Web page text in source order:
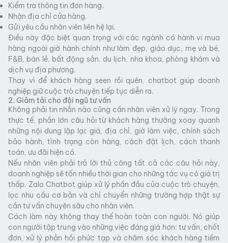
Kiểm tra thông tin đơn hàng.
Nhận địa chỉ cửa hàng.
Gửi yêu cầu nhân viên liên hệ lại.
Điều này đặc biệt quan trọng với các ngành có hành vi mua
hàng ngoài giờ hành chính như làm đẹp, giáo dục, mẹ và bé,
F&B, bán lẻ, bất động sản, du lịch, nha khoa, phòng khám và
dịch vụ địa phương.
Thay vì để khách hàng seen rồi quên, chatbot giúp doanh
nghiệp giữ cuộc trò chuyện tiếp tục diễn ra.
2. Giảm tải cho đội ngũ tư vấn
Không phải tin nhắn nào cũng cần nhân viên xử lý ngay. Trong
thực tế, phần lớn câu hỏi từ khách hàng thường xoay quanh
những nội dung lặp lại: giá, địa chỉ, giờ làm việc, chính sách
bảo hành, tình trạng còn hàng, cách đặt lịch, cách thanh
toán, ưu đãi hiện có.
Nếu nhân viên phải trả lời thủ công tất cả các câu hỏi này,
doanh nghiệp sẽ tốn nhiều thời gian cho những tác vụ có giá trị
thấp. Zalo Chatbot giúp xử lý phần đầu của cuộc trò chuyện,
lọc nhu cầu cơ bản và chỉ chuyển những trường hợp thật sự
cần tư vấn chuyên sâu cho nhân viên.
Cách làm này không thay thế hoàn toàn con người. Nó giúp
con người tập trung vào những việc đáng giá hơn: tư vấn, chốt
đơn, xử lý phản hồi phức tạp và chăm sóc khách hàng tiềm